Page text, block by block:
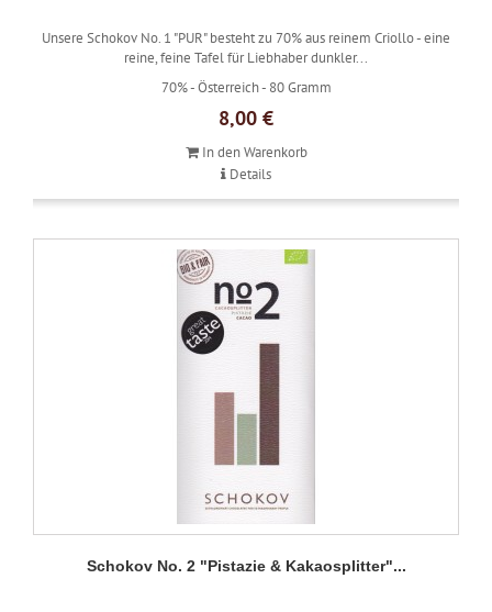
Unsere Schokov No. 1 "PUR" besteht zu 70% aus reinem Criollo - eine
reine, feine Tafel für Liebhaber dunkler...
70% -Österreich - 80 Gramm
8,00 €
In den Warenkorb
Details
Schokov No. 2 "Pistazie & Kakaosplitter"...